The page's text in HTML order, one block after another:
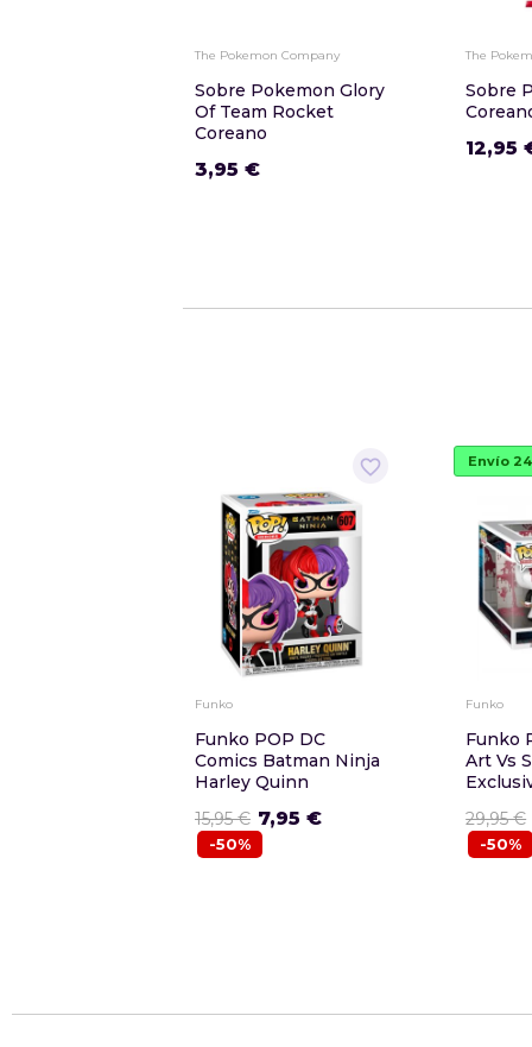
The Pokemon Company
Sobre Pokemon Glory
Of Team Rocket
Coreano
3,95 €
The
Sobre
12,95
favorite_border
Funko
Funko POP DC
Comics Batman Ninja
Harley Quinn
15,95 € 7,95 €
-50%
Envío
Funko
Funko
Art Vs
29,95 €
-50%